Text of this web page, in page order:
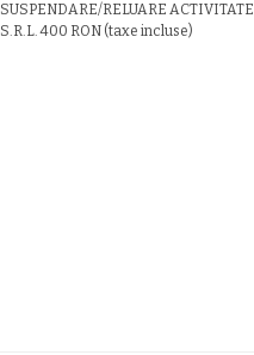
SUSPENDARE/RELUARE ACTIVITATE
S.R.L. 400 RON (taxe incluse)